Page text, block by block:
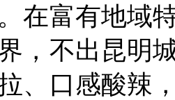
在富有地域
，不出昆明
、口感酸辣